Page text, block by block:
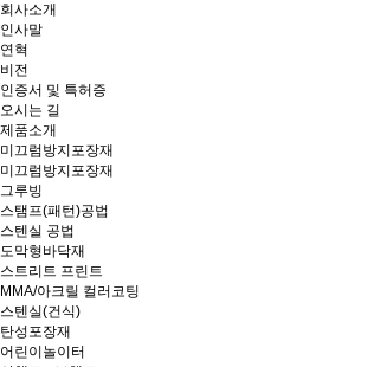
회사소개
인사말
연혁
비전
인증서 및 특허증
오시는 길
제품소개
미끄럼방지포장재
미끄럼방지포장재
그루빙
스탬프(패턴)공법
스텐실 공법
도막형바닥재
스트리트 프린트
MMA/아크릴 컬러코팅
스텐실(건식)
탄성포장재
어린이놀이터